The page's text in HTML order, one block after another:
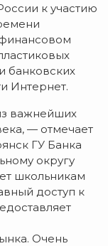
к участию
банковских
Интернет.
важнейших
— отмечает
ГУ Банка
округу
школьникам
доступ к
Очень